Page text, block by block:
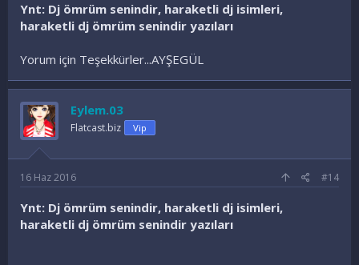
Ynt: Dj ömrüm senindir, haraketli dj isimleri,
haraketli dj ömrüm senindir yazıları
Yorum için Teşekkürler...AYŞEGÜL
Eylem.03
Flatcast.biz Vip
16 Haz 2016 #14
Ynt: Dj ömrüm senindir, haraketli dj isimleri,
haraketli dj ömrüm senindir yazıları